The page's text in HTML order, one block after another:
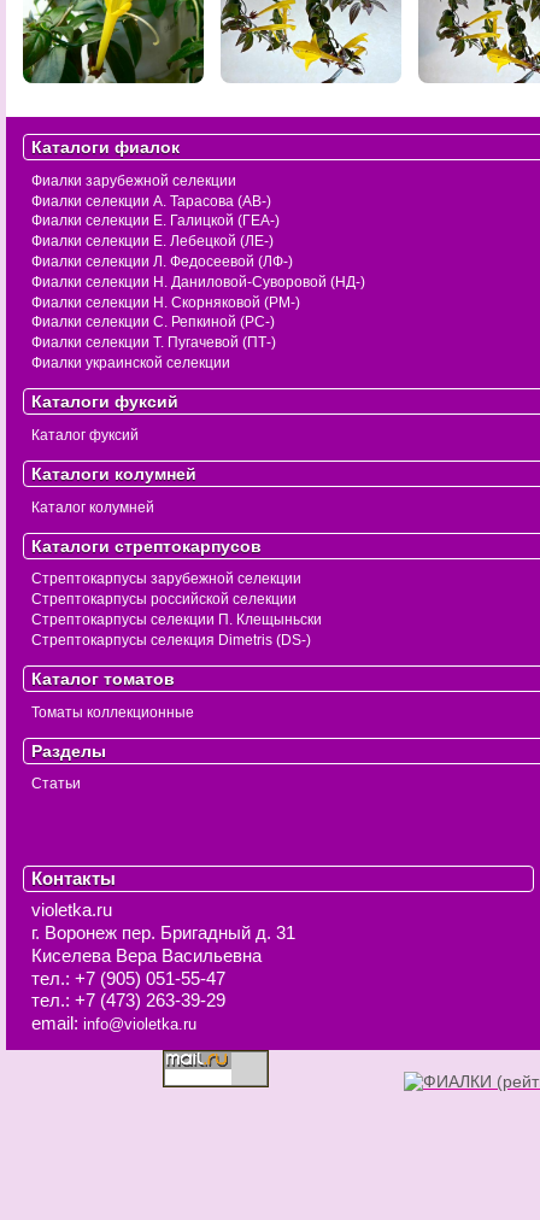
Каталоги фиалок
Фиалки зарубежной селекции
Фиалки селекции А. Тарасова (АВ-)
Фиалки селекции Е. Галицкой (ГЕА-)
Фиалки селекции Е. Лебецкой (ЛЕ-)
Фиалки селекции Л. Федосеевой (ЛФ-)
Фиалки селекции Н. Даниловой-Суворовой (НД-)
Фиалки селекции Н. Скорняковой (РМ-)
Фиалки селекции С. Репкиной (РС-)
Фиалки селекции Т. Пугачевой (ПТ-)
Фиалки украинской селекции
Каталоги фуксий
Каталог фуксий
Каталоги колумней
Каталог колумней
Каталоги стрептокарпусов
Стрептокарпусы зарубежной селекции
Стрептокарпусы российской селекции
Стрептокарпусы селекции П. Клещыньски
Стрептокарпусы селекция Dimetris (DS-)
Каталог томатов
Томаты коллекционные
Разделы
Статьи
Контакты
violetka.ru
г. Воронеж пер. Бригадный д. 31
Киселева Вера Васильевна
тел.: +7 (905) 051-55-47
тел.: +7 (473) 263-39-29
email: info@violetka.ru